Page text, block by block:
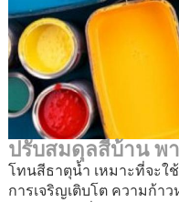
ปรับสมดุลสีบ้าน พ
โทนสีธาตุน้ำ เหมาะที่จะใ
การเจริญเติบโต ความก้า